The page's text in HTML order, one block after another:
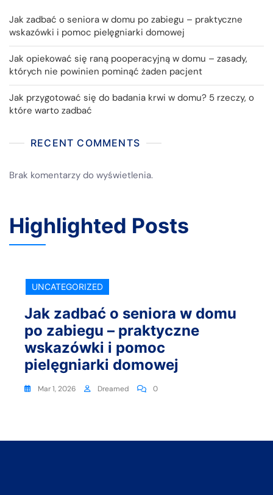
Jak zadbać o seniora w domu po zabiegu – praktyczne
wskazówki i pomoc pielęgniarki domowej
Jak opiekować się raną pooperacyjną w domu – zasady,
których nie powinien pominąć żaden pacjent
Jak przygotować się do badania krwi w domu? 5 rzeczy, o
które warto zadbać
RECENT COMMENTS
Brak komentarzy do wyświetlenia.
Highlighted Posts
UNCATEGORIZED
Jak zadbać o seniora w domu
po zabiegu – praktyczne
wskazówki i pomoc
pielęgniarki domowej
Mar 1, 2026 Dreamed 0